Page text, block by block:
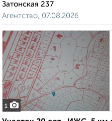
Затонская 237
Агентство, 07.08.2026
1